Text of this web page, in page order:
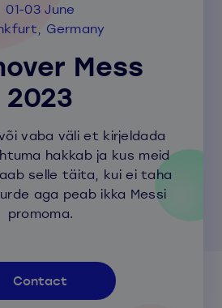
01-03 June
Germany
Mess
2023
vaba väli et kirjeldada
hakkab ja kus meid
selle täita, kui ei taha
aga peab ikka Messi
promoma.
Contact